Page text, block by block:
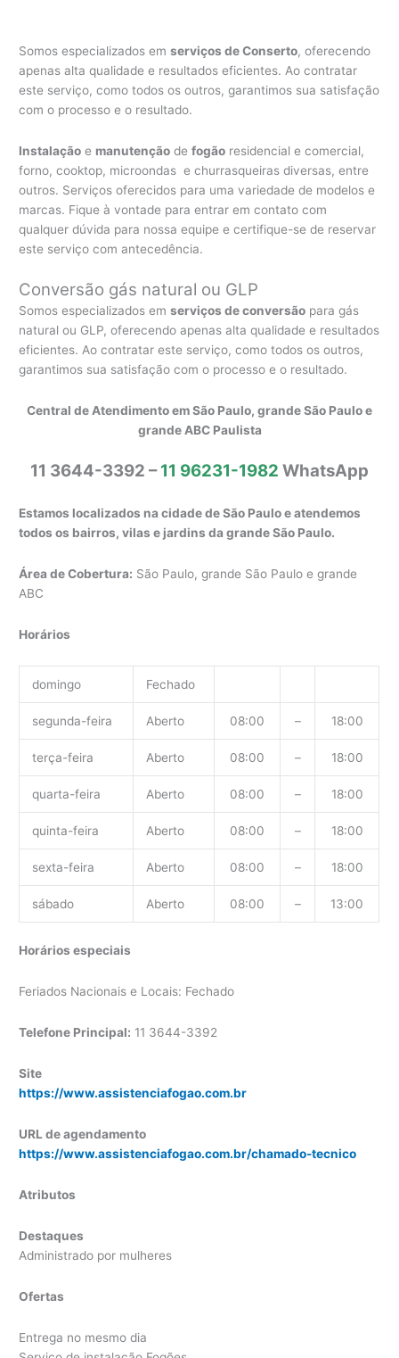
Somos especializados emserviços de Conserto, oferecendo
apenas alta qualidade e resultados eficientes. Ao contratar
este serviço, como todos os outros, garantimos sua satisfação
com o processo e o resultado.
Instalação e manutenção defogão residencial e comercial,
forno, cooktop, microondas e churrasqueiras diversas, entre
outros. Serviços oferecidos para uma variedade de modelos e
marcas. Fique à vontade para entrar em contato com
qualquer dúvida para nossa equipe e certifique-se de reservar
este serviço com antecedência.
Conversão gás natural ou GLP
Somos especializados emserviços de conversão para gás
natural ou GLP, oferecendo apenas alta qualidade e resultados
eficientes. Ao contratar este serviço, como todos os outros,
garantimos sua satisfação com o processo e o resultado.
Central de Atendimento em São Paulo, grande São Paulo e
grande ABC Paulista
11 3644-3392 –11 96231-1982 WhatsApp
Estamos localizados na cidade de São Paulo e atendemos
todos os bairros, vilas e jardins da grande São Paulo.
Área de Cobertura: São Paulo, grande São Paulo e grande
ABC
Horários
domingo Fechado
segunda-feira Aberto 08:00 – 18:00
terça-feira Aberto 08:00 – 18:00
quarta-feira Aberto 08:00 – 18:00
quinta-feira Aberto 08:00 – 18:00
sexta-feira Aberto 08:00 – 18:00
sábado Aberto 08:00 – 13:00
Horários especiais
Feriados Nacionais e Locais: Fechado
Telefone Principal: 11 3644-3392
Site
https://www.assistenciafogao.com.br
URL de agendamento
https://www.assistenciafogao.com.br/chamado-tecnico
Atributos
Destaques
Administrado por mulheres
Ofertas
Entrega no mesmo dia